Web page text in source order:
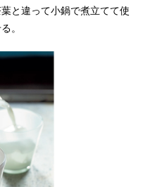
と違って小鍋で煮立てて使
。